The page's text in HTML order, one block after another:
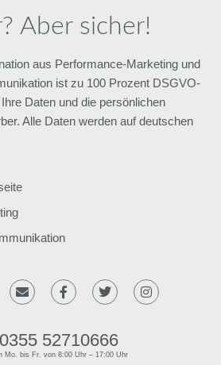
Aber sicher!
aus Performance-Marketing und
ist zu 100 Prozent DSGVO-
Daten und die persönlichen
Alle Daten werden auf deutschen
52710666
Mo. bis Fr. von 8:00 Uhr – 17:00 Uhr​